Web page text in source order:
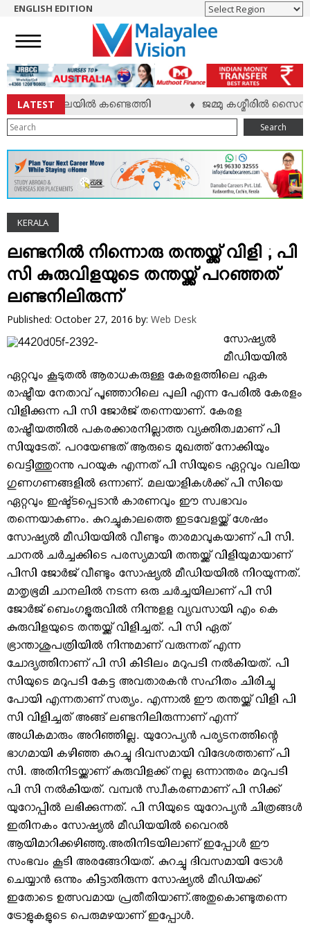
NEWS
ENGLISH
NRI
ENTERTAINMENT
MV SPECIAL
SPORTS
LIFESTYLE
TECH & AUTO
SOCIAL SPHERE
EDITORIAL
ARTS & LITERATURE
MAGAZINE
VIDEOS
YOUR SAY
KARSHAKAN
TOURS & TRAVEL
GREETINGS
CLASSIFIEDS
OBITUARY
ENGLISH EDITION
LATEST
നിലയില്‍ കണ്ടെത്തി ജമ്മു കശ്മീരില്‍
Search
KERALA
ലണ്ടനില്‍ നിന്നൊരു തന്തയ്ക്ക് വിളി ; പി
സി കുരുവിളയുടെ തന്തയ്ക്ക് പറഞ്ഞത്
ലണ്ടനിലിരുന്ന്
Published: October 27, 2016 by: Web Desk
സോഷ്യല്‍
മീഡിയയില്‍
ഏറ്റവും കൂടുതല്‍ ആരാധകരുള്ള കേരളത്തിലെ ഏക
രാഷ്ട്രീയ നേതാവ് പൂഞ്ഞാറിലെ പുലി എന്ന പേരില്‍ കേരളം
വിളിക്കുന്ന പി സി ജോര്‍ജ് തന്നെയാണ്. കേരള
രാഷ്ട്രീയത്തില്‍ പകരക്കാരനില്ലാത്ത വ്യക്തിത്വമാണ് പി
സിയുടേത്. പറയേണ്ടത് ആരുടെ മുഖത്ത് നോക്കിയും
വെട്ടിത്തുറന്നു പറയുക എന്നത് പി സിയുടെ ഏറ്റവും വലിയ
ഗുണഗണങ്ങളില്‍ ഒന്നാണ്. മലയാളികള്‍ക്ക് പി സിയെ
ഏറ്റവും ഇഷ്ട്ടപ്പെടാന്‍ കാരണവും ഈ സ്വഭാവം
തന്നെയാകണം. കുറച്ചുകാലത്തെ ഇടവേളയ്ക്ക് ശേഷം
സോഷ്യല്‍ മീഡിയയില്‍ വീണ്ടും താരമാവുകയാണ് പി സി.
ചാനല്‍ ചര്‍ച്ചക്കിടെ പരസ്യമായി തന്തയ്ക്ക് വിളിയുമായാണ്
പിസി ജോര്‍ജ് വീണ്ടും സോഷ്യല്‍ മീഡിയയില്‍ നിറയുന്നത്.
മാതൃഭൂമി ചാനലില്‍ നടന്ന ഒരു ചര്‍ച്ചയിലാണ് പി സി
ജോര്‍ജ് ബെംഗളൂരുവില്‍ നിന്നുളള വ്യവസായി എം കെ
കുരുവിളയുടെ തന്തയ്ക്ക് വിളിച്ചത്. പി സി ഏത്
ഭ്രാന്താശുപത്രിയില്‍ നിന്നുമാണ് വരുന്നത് എന്ന
ചോദ്യത്തിനാണ് പി സി കിടിലം മറുപടി നല്‍കിയത്. പി
സിയുടെ മറുപടി കേട്ട അവതാരകന്‍ സഹിതം ചിരിച്ചു
പോയി എന്നതാണ് സത്യം. എന്നാല്‍ ഈ തന്തയ്ക്ക് വിളി പി
സി വിളിച്ചത് അങ്ങ് ലണ്ടനിലിരുന്നാണ് എന്ന്
അധികമാരും അറിഞ്ഞില്ല. യുറോപ്യന്‍ പര്യടനത്തിന്റെ
ഭാഗമായി കഴിഞ്ഞ കുറച്ചു ദിവസമായി വിദേശത്താണ് പി
സി. അതിനിടയ്ക്കാണ് കുരുവിളക്ക് നല്ല ഒന്നാന്തരം മറുപടി
പി സി നല്‍കിയത്. വമ്പന്‍ സ്വീകരണമാണ് പി സിക്ക്
യുറോപ്പില്‍ ലഭിക്കുന്നത്. പി സിയുടെ യുറോപ്യന്‍ ചിത്രങ്ങള്‍
ഇതിനകം സോഷ്യല്‍ മീഡിയയില്‍ വൈറല്‍
ആയിമാറിക്കഴിഞ്ഞു.അതിനിടയിലാണ് ഇപ്പോള്‍ ഈ
സംഭവം കൂടി അരങ്ങേറിയത്. കുറച്ചു ദിവസമായി ട്രോള്‍
ചെയ്യാന്‍ ഒന്നും കിട്ടാതിരുന്ന സോഷ്യല്‍ മീഡിയക്ക്
ഇതോടെ ഉത്സവമായ പ്രതീതിയാണ്.അതുകൊണ്ടുതന്നെ
ട്രോളുകളുടെ പെരുമഴയാണ് ഇപ്പോള്‍.